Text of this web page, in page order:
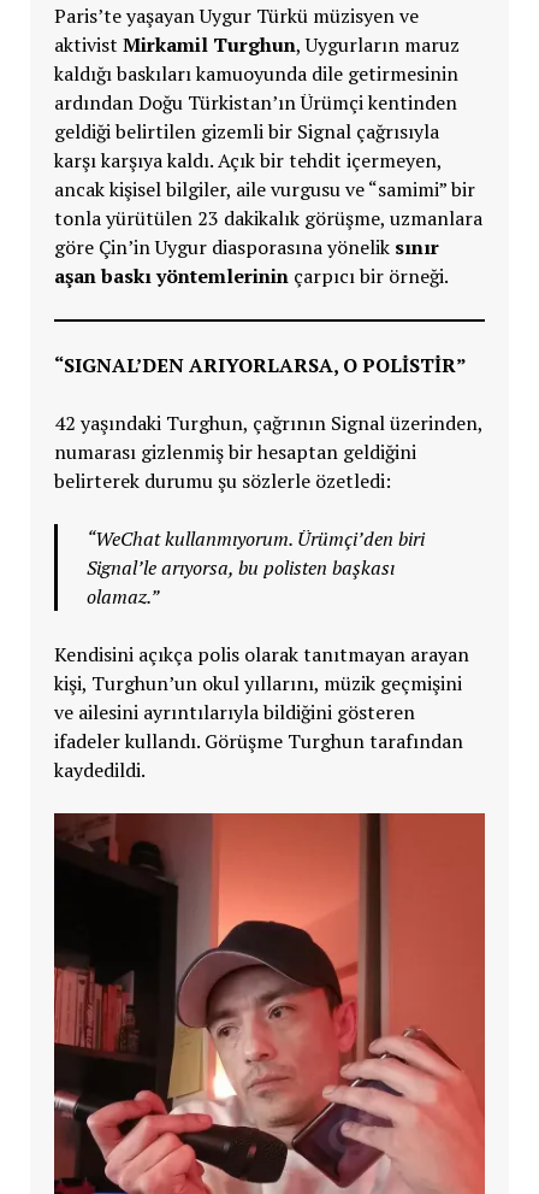
Paris’te yaşayan Uygur Türkü müzisyen ve
aktivist Mirkamil Turghun, Uygurların maruz
kaldığı baskıları kamuoyunda dile getirmesinin
ardından Doğu Türkistan’ın Ürümçi kentinden
geldiği belirtilen gizemli bir Signal çağrısıyla
karşı karşıya kaldı. Açık bir tehdit içermeyen,
ancak kişisel bilgiler, aile vurgusu ve “samimi” bir
tonla yürütülen 23 dakikalık görüşme, uzmanlara
göre Çin’in Uygur diasporasına yönelik sınır
aşan baskı yöntemlerininçarpıcı bir örneği.
“SIGNAL’DEN ARIYORLARSA, O POLİSTİR”
42 yaşındaki Turghun, çağrının Signal üzerinden,
numarası gizlenmiş bir hesaptan geldiğini
belirterek durumu şu sözlerle özetledi:
“WeChat kullanmıyorum. Ürümçi’den biri
Signal’le arıyorsa, bu polisten başkası
olamaz.”
Kendisini açıkça polis olarak tanıtmayan arayan
kişi, Turghun’un okul yıllarını, müzik geçmişini
ve ailesini ayrıntılarıyla bildiğini gösteren
ifadeler kullandı. Görüşme Turghun tarafından
kaydedildi.